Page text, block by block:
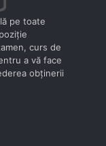
pe toate
curs de
a vă face
obţinerii